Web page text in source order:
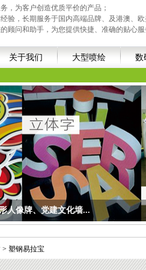
，为客户创造优质平价的产品；
验，长期服务于国内高端品牌、及港澳、欧
顾问和助手，为您提供快捷、准确的贴心服
关于我们 大型喷绘 数
人像牌、党建文化墙...
> 塑钢易拉宝